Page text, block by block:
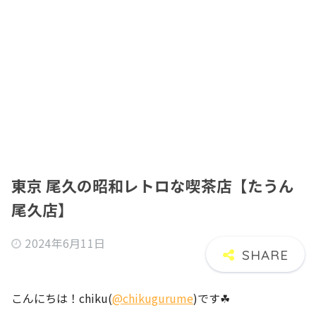
東京 尾久の昭和レトロな喫茶店【たうん
尾久店】
2024年6月11日
こんにちは！chiku(@chikugurume)です☘